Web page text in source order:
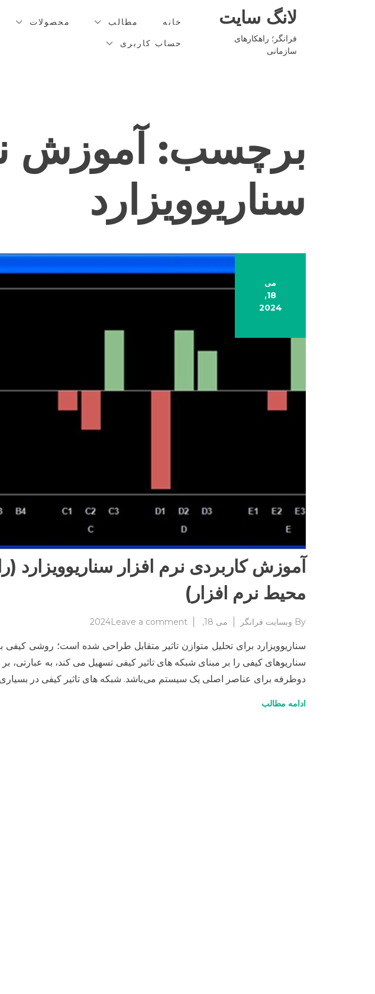
لانگ سایت
فرانگر؛ راهکارهای
سازمانی
خانه مطالب محصولات
حساب کاربری
برچسب: آموزش
سناریوویزارد
می
18,
2024
آموزش کاربردی نرم افزار سناریوویزارد
محیط نرم افزار)
By وبسایت فرانگر می 18, 2024 Leave a comment
on
کاربردی
افزار
سناریوویزارد
سناریوهای کیفی را بر مبنای شبکه ­های تاثیر کیفی تسهیل می­ کند، به عبارتی،
دوطرفه برای عناصر اصلی یک سیستم می‌باشد. شبکه­ های تاثیر کیفی در بسیاری
ادامه مطالب